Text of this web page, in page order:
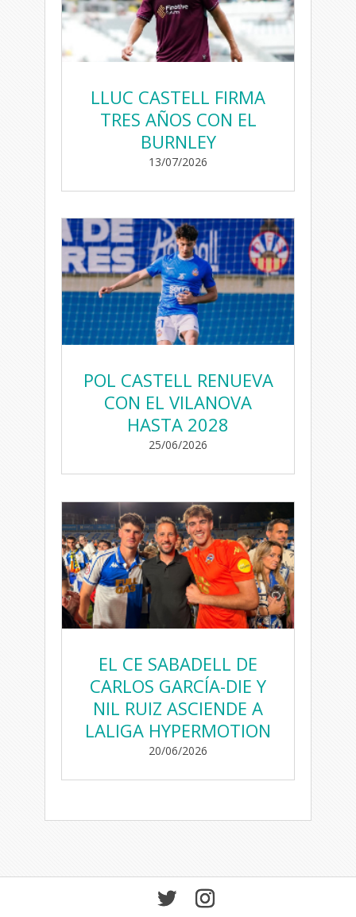
LLUC CASTELL FIRMA
TRES AÑOS CON EL
BURNLEY
13/07/2026
POL CASTELL RENUEVA
CON EL VILANOVA
HASTA 2028
25/06/2026
EL CE SABADELL DE
CARLOS GARCÍA-DIE Y
NIL RUIZ ASCIENDE A
LALIGA HYPERMOTION
20/06/2026